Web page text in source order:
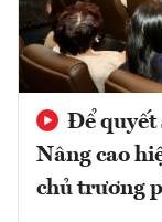
Để quyết
Nâng cao
chủ trương